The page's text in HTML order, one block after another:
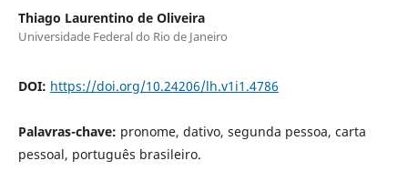
Thiago Laurentino de Oliveira
Universidade Federal do Rio de Janeiro
DOI: https://doi.org/10.24206/lh.v1i1.4786
Palavras-chave: pronome, dativo, segunda pessoa, carta
pessoal, português brasileiro.